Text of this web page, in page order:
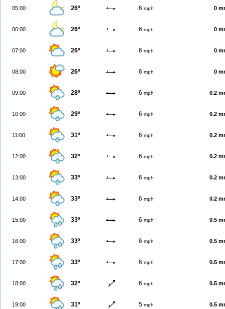
05:00 26º 6 mph 0
06:00 26º 6 mph 0
07:00 26º 6 mph 0
08:00 26º 6 mph 0
09:00 28º 6 mph 0.2
10:00 29º 6 mph 0.2
11:00 31º 6 mph 0.2
12:00 32º 6 mph 0.2
13:00 33º 6 mph 0.2
14:00 33º 6 mph 0.2
15:00 33º 6 mph 0.5
16:00 33º 6 mph 0.5
17:00 33º 6 mph 0.5
18:00 32º 6 mph 0.5
19:00 31º 5 mph 0.5